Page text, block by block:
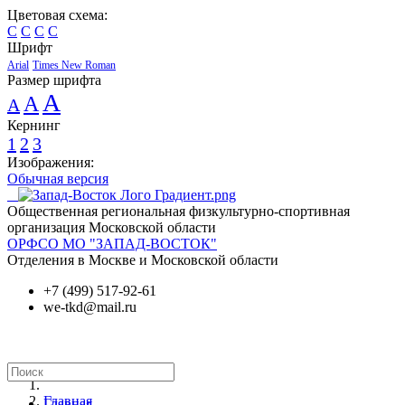
Цветовая схема:
C C C C
Шрифт
Arial Times New Roman
Размер шрифта
A A A
Кернинг
1 2 3
Изображения:
Обычная версия
Общественная региональная физкультурно-спортивная
организация Московской области
ОРФСО МО "ЗАПАД-ВОСТОК"
Отделения в Москве и Московской области
+7 (499) 517-92-61
we-tkd@mail.ru
Главная